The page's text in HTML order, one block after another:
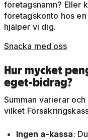
företagsnamn? Eller
företagskonto hos en
hjälper vi dig.
Snacka med oss
Hur mycket
eget-bidrag?
Summan varierar
vilket
Ingen a-kassa: